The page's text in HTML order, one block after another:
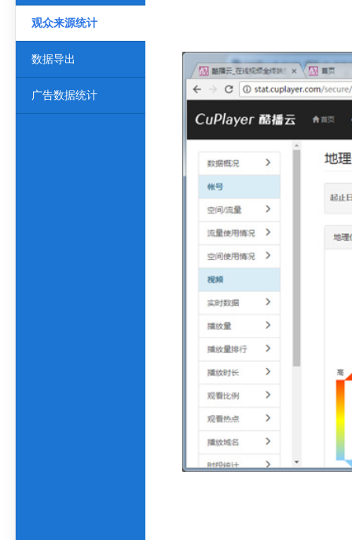
观众来源统计
数据导出
广告数据统计